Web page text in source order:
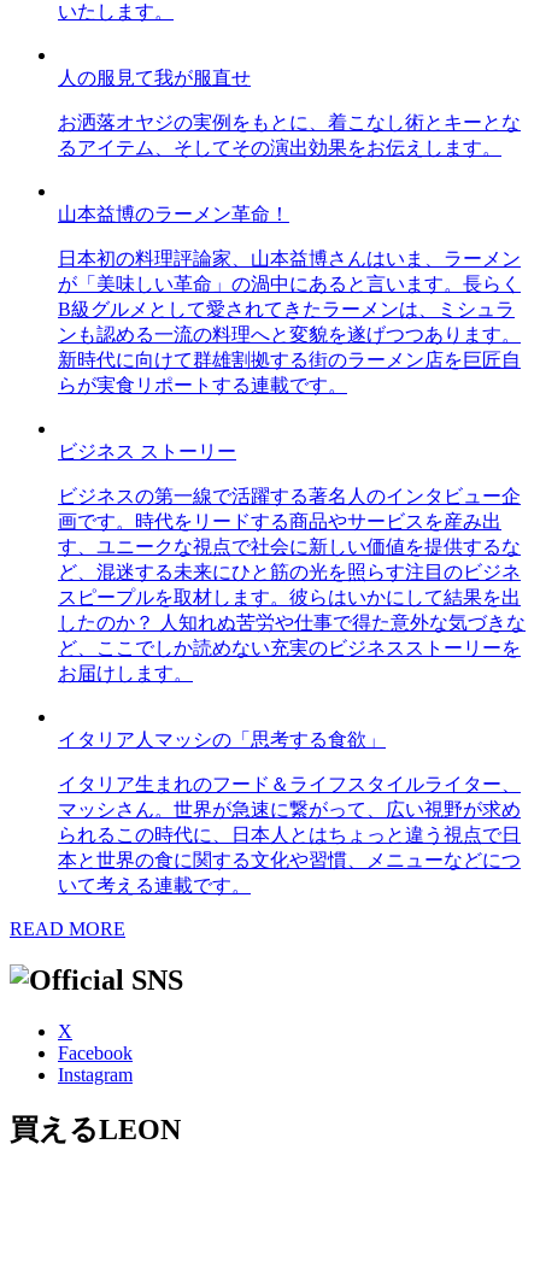
いたします。
人の服見て我が服直せ
お洒落オヤジの実例をもとに、着こなし術とキーとな
るアイテム、そしてその演出効果をお伝えします。
山本益博のラーメン革命！
日本初の料理評論家、山本益博さんはいま、ラーメン
が「美味しい革命」の渦中にあると言います。長らく
B級グルメとして愛されてきたラーメンは、ミシュラ
ンも認める一流の料理へと変貌を遂げつつあります。
新時代に向けて群雄割拠する街のラーメン店を巨匠自
らが実食リポートする連載です。
ビジネス ストーリー
ビジネスの第一線で活躍する著名人のインタビュー企
画です。時代をリードする商品やサービスを産み出
す、ユニークな視点で社会に新しい価値を提供するな
ど、混迷する未来にひと筋の光を照らす注目のビジネ
スピープルを取材します。彼らはいかにして結果を出
したのか？ 人知れぬ苦労や仕事で得た意外な気づきな
ど、ここでしか読めない充実のビジネスストーリーを
お届けします。
イタリア人マッシの「思考する食欲」
イタリア生まれのフード＆ライフスタイルライター、
マッシさん。世界が急速に繋がって、広い視野が求め
られるこの時代に、日本人とはちょっと違う視点で日
本と世界の食に関する文化や習慣、メニューなどにつ
いて考える連載です。
READ MORE
X
Facebook
Instagram
買えるLEON